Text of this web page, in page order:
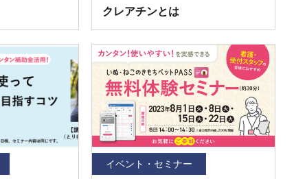
クレアチンとは
イベント・セミナー